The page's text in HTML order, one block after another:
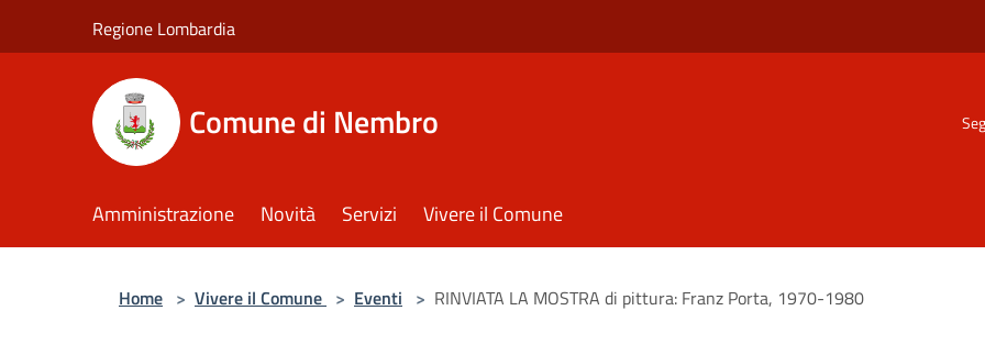
Regione Lombardia
Comune di Nembro
Amministrazione Novità Servizi Vivere il Comune
Home > Vivere il Comune > Eventi > RINVIATA LA MOSTRA di pittura: Franz Porta, 1970-1980